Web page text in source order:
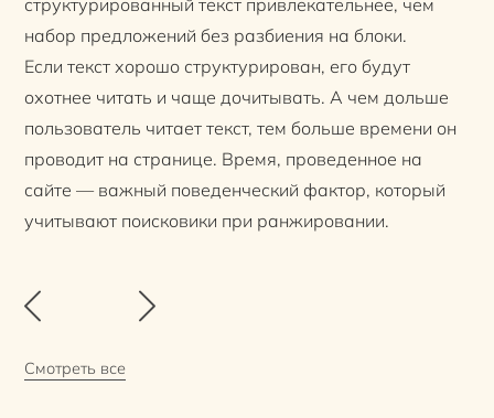
структурированный текст привлекательнее, чем
набор предложений без разбиения на блоки.
Если текст хорошо структурирован, его будут
охотнее читать и чаще дочитывать. А чем дольше
пользователь читает текст, тем больше времени он
проводит на странице. Время, проведенное на
сайте — важный поведенческий фактор, который
учитывают поисковики при ранжировании.
Смотреть все